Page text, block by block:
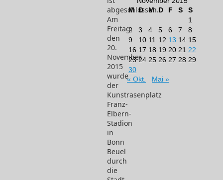
abgeschlossen.
Am
Freitag,
den
20.
November
2015
wurde
der
Kunstrasenplatz
Franz-
Elbern-
Stadion
in
Bonn
Beuel
durch
die
M D M D F S
S
1
2
3 4 5 6 7
8
9
10 11 12 13 14 15
16 17 18 19 20 21 22
23 24 25 26 27 28 29
30
« Okt.
Mai »